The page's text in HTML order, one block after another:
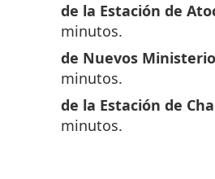
de la Estación de
minutos.
de Nuevos
minutos.
de la Estación de
minutos.